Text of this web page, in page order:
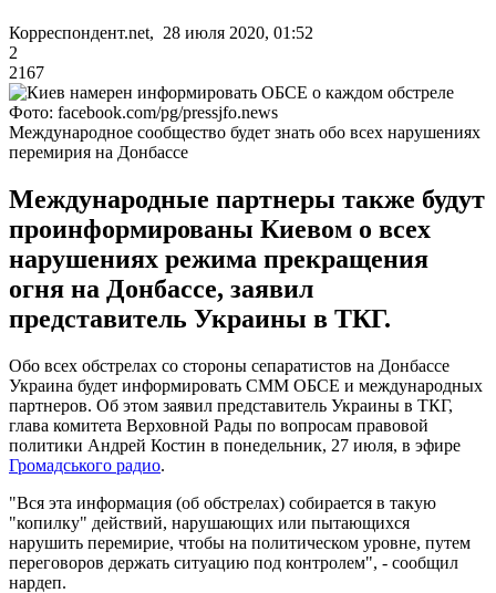
Корреспондент.net, 28 июля 2020, 01:52
2
2167
Фото: facebook.com/pg/pressjfo.news
Международное сообщество будет знать обо всех нарушениях
перемирия на Донбассе
Международные партнеры также будут
проинформированы Киевом о всех
нарушениях режима прекращения
огня на Донбассе, заявил
представитель Украины в ТКГ.
Обо всех обстрелах со стороны сепаратистов на Донбассе
Украина будет информировать СММ ОБСЕ и международных
партнеров. Об этом заявил представитель Украины в ТКГ,
глава комитета Верховной Рады по вопросам правовой
политики Андрей Костин в понедельник, 27 июля, в эфире
Громадського радио.
"Вся эта информация (об обстрелах) собирается в такую
"копилку" действий, нарушающих или пытающихся
нарушить перемирие, чтобы на политическом уровне, путем
переговоров держать ситуацию под контролем", - сообщил
нардеп.